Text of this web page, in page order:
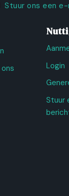
Stuur ons een e-
Login
Stuur